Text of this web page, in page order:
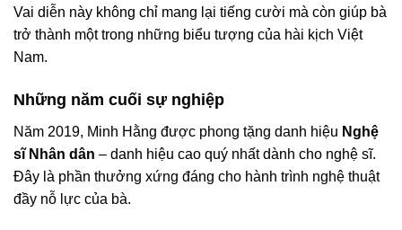
Vai diễn này không chỉ mang lại tiếng cười mà còn giúp bà
trở thành một trong những biểu tượng của hài kịch Việt
Nam.
Những năm cuối sự nghiệp
Năm 2019, Minh Hằng được phong tặng danh hiệu Nghệ
sĩ Nhân dân – danh hiệu cao quý nhất dành cho nghệ sĩ.
Đây là phần thưởng xứng đáng cho hành trình nghệ thuật
đầy nỗ lực của bà.